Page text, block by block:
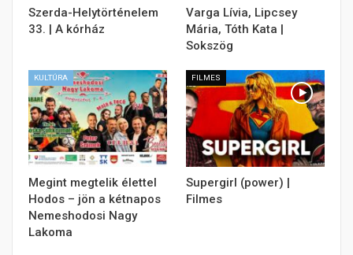
Szerda-Helytörténelem
33. | A kórház
Varga Lívia, Lipcsey
Mária, Tóth Kata |
Sokszög
KULTÚRA
Megint megtelik élettel
Hodos – jön a kétnapos
Nemeshodosi Nagy
Lakoma
FILMES
Supergirl (power) |
Filmes